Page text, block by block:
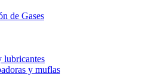
de Gases
lubricantes
y muflas